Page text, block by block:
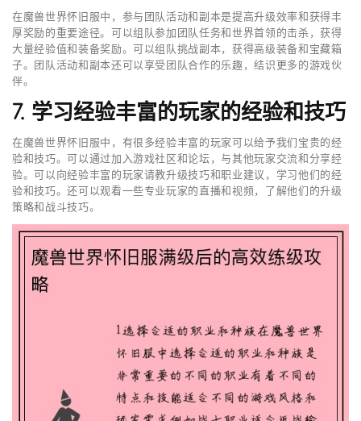
在魔兽世界怀旧服中，参与团队活动和副本是提高升级效率和获得丰
厚奖励的重要途径。可以组队参加团队任务和世界首领的击杀，获得
大量经验值和装备奖励。可以组队挑战副本，获得高级装备和宝藏箱
子。团队活动和副本还可以享受团队合作的乐趣，结识更多的游戏伙
伴。
7. 学习经验丰富的玩家的经验和技巧
在魔兽世界怀旧服中，有很多经验丰富的玩家可以给予我们宝贵的经
验和技巧。可以通过加入游戏社区和论坛，与其他玩家交流和分享经
验。可以向经验丰富的玩家请教升级技巧和职业建议，学习他们的经
验和技巧。还可以观看一些专业玩家的直播和视频，了解他们的升级
策略和战斗技巧。